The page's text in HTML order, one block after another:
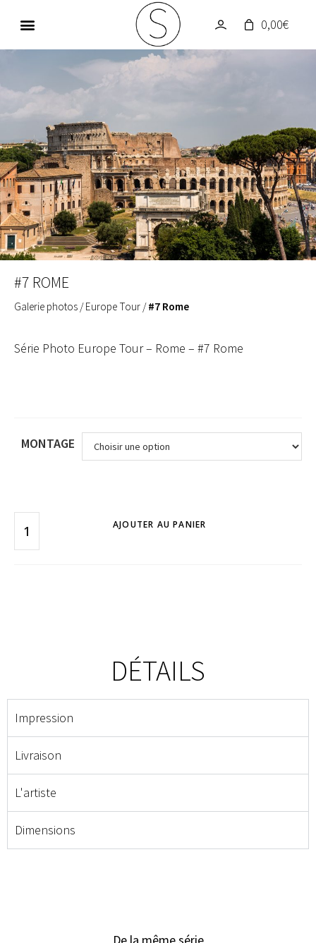
0,00€
#7 ROME
Galerie photos /Europe Tour /#7 Rome
Série Photo Europe Tour – Rome – #7 Rome
MONTAGE
AJOUTER AU PANIER
DÉTAILS
Impression
Livraison
L'artiste
Dimensions